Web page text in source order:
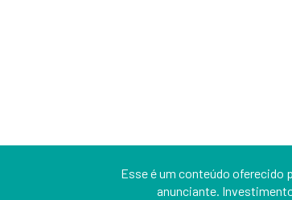
Esse é um conteúdo oferecido
anunciante.